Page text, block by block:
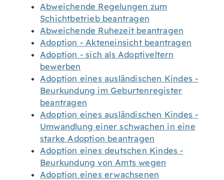
Abweichende Regelungen zum
Schichtbetrieb beantragen
Abweichende Ruhezeit beantragen
Adoption - Akteneinsicht beantragen
Adoption - sich als Adoptiveltern
bewerben
Adoption eines ausländischen Kindes -
Beurkundung im Geburtenregister
beantragen
Adoption eines ausländischen Kindes -
Umwandlung einer schwachen in eine
starke Adoption beantragen
Adoption eines deutschen Kindes -
Beurkundung von Amts wegen
Adoption eines erwachsenen